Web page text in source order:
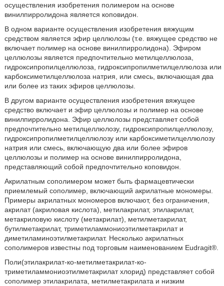
осуществления изобретения полимером на основе
винилпирролидона является коповидон.
В одном варианте осуществления изобретения вяжущим
средством является эфир целлюлозы (т.е. вяжущее средство не
включает полимер на основе винилпирролидона). Эфиром
целлюлозы является предпочтительно метилцеллюлоза,
гидроксипропилцеллюлоза, гидроксипропилметилцеллюлоза или
карбоксиметилцеллюлоза натрия, или смесь, включающая два
или более из таких эфиров целлюлозы.
В другом варианте осуществления изобретения вяжущее
средство включает и эфир целлюлозы и полимер на основе
винилпирролидона. Эфир целлюлозы представляет собой
предпочтительно метилцеллюлозу, гидроксипропилцеллюлозу,
гидроксипропилметилцеллюлозу или карбоксиметилцеллюлозу
натрия или смесь, включающую два или более эфиров
целлюлозы и полимер на основе винилпирролидона,
представляющий собой предпочтительно коповидон.
Акрилатным сополимером может быть фармацевтически
приемлемый сополимер, включающий акрилатные мономеры.
Примеры акрилатных мономеров включают, без ограничения,
акрилат (акриловая кислота), метилакрилат, этилакрилат,
метакриловую кислоту (метакрилат), метилметакрилат,
бутилметакрилат, триметиламмониоэтилметакрилат и
диметиламиноэтилметакрилат. Несколько акрилатных
сополимеров известны под торговым наименованием Eudragit®.
Поли(этилакрилат-кo-метилметакрилат-ко-
триметиламмониоэтилметакрилат хлорид) представляет собой
сополимер этилакрилата, метилметакрилата и низким